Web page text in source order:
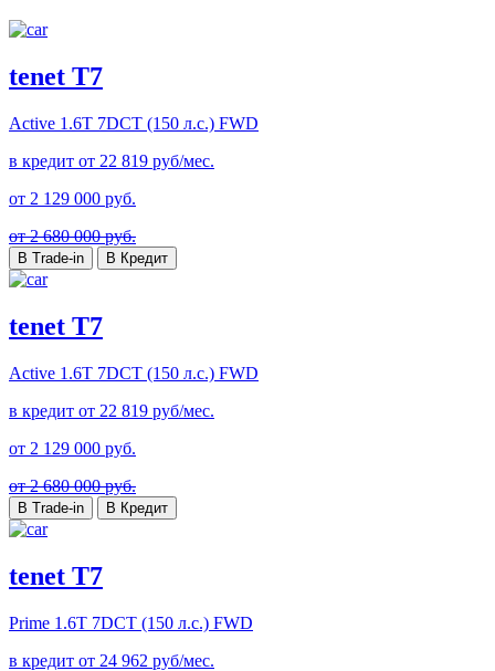
tenet T7
Active 1.6T 7DCT (150 л.с.) FWD
в кредит от 22 819 руб/мес.
от 2 129 000 руб.
от 2 680 000 руб.
В Trade-in В Кредит
tenet T7
Active 1.6T 7DCT (150 л.с.) FWD
в кредит от 22 819 руб/мес.
от 2 129 000 руб.
от 2 680 000 руб.
В Trade-in В Кредит
tenet T7
Prime 1.6T 7DCT (150 л.с.) FWD
в кредит от 24 962 руб/мес.